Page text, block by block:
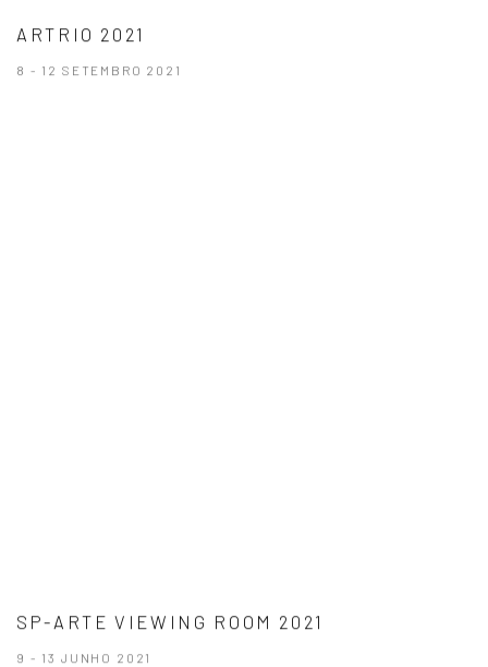
ARTRIO 2021
8 - 12 SETEMBRO 2021
SP-ARTE VIEWING ROOM 2021
9 - 13 JUNHO 2021